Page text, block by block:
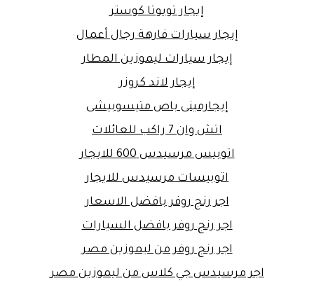
إيجار تويوتا كوستر
إيجار سيارات فارهة رجال أعمال
إيجار سيارات ليموزين المطار
إيجار لاند كروزر
إيجارمينى باص متيسوبيشى
اتش وان 7 راكب للعائلات
اتوبيس مرسيدس 600 للايجار
اتوبيسات مرسيدس للايجار
اجر رنج روفر بافضل الاسعار
اجر رنج روفر بافضل السيارات
اجر رنج روفر من ليموزين مصر
اجر مرسيدس جي كلاس من ليموزين مصر